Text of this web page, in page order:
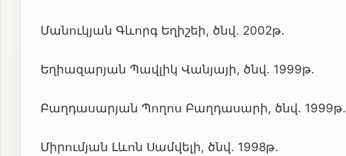
Մանուկյան Գևորգ Եղիշեի, ծնվ. 2002թ.
Եղիազարյան Պավլիկ Վանյայի, ծնվ. 1999թ.
Բաղդասարյան Պողոս Բաղդասարի, ծնվ. 1999թ.
Միրումյան Լևոն Սամվելի, ծնվ. 1998թ.